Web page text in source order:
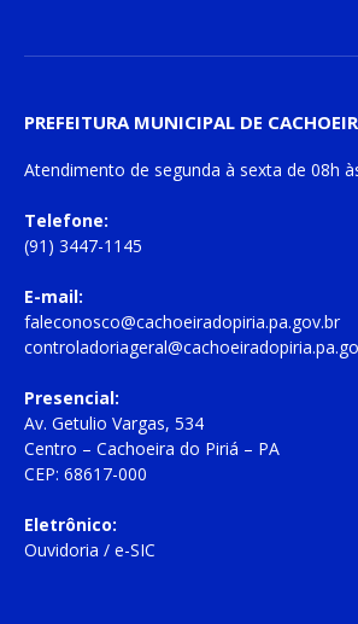
PREFEITURA MUNICIPAL DE
Atendimento de segunda à sexta de 08h
Telefone:
(91) 3447-1145
E-mail:
faleconosco@cachoeiradopiria.pa.gov.br
Presencial:
Av. Getulio Vargas, 534
Centro – Cachoeira do Piriá – PA
CEP: 68617-000
Eletrônico:
Ouvidoria / e-SIC